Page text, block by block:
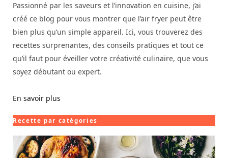
Passionné par les saveurs et l’innovation en cuisine, j’ai
créé ce blog pour vous montrer que l’air fryer peut être
bien plus qu’un simple appareil. Ici, vous trouverez des
recettes surprenantes, des conseils pratiques et tout ce
qu’il faut pour éveiller votre créativité culinaire, que vous
soyez débutant ou expert.
En savoir plus
Recette par catégories